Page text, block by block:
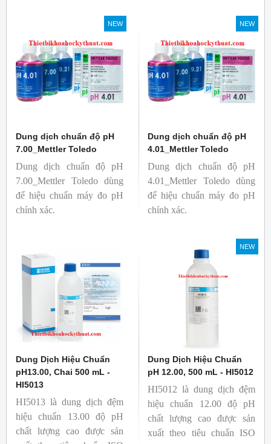
NEW
Dung dịch chuẩn độ pH
7.00_Mettler Toledo
Dung dịch chuẩn độ pH
7.00_Mettler Toledo dùng
để hiệu chuẩn máy đo pH
chính xác.
NEW
Dung dịch chuẩn độ pH
4.01_Mettler Toledo
Dung dịch chuẩn độ pH
4.01_Mettler Toledo dùng
để hiệu chuẩn máy đo pH
chính xác.
Dung Dịch Hiệu Chuẩn
pH13.00, Chai 500 mL -
HI5013
HI5013 là dung dịch đệm
hiệu chuẩn 13.00 độ pH
chất lượng cao được sản
NEW
Dung Dịch Hiệu Chuẩn
pH 12.00, 500 mL - HI5012
HI5012 là dung dịch đệm
hiệu chuẩn 12.00 độ pH
chất lượng cao được sản
xuất theo tiêu chuẩn ISO